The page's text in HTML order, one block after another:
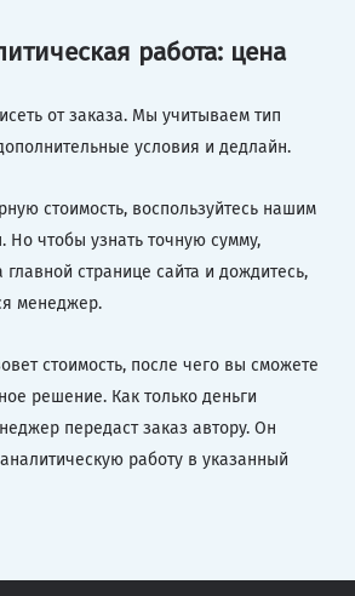
работа: цена
от заказа. Мы учитываем тип
условия и дедлайн.
стоимость, воспользуйтесь нашим
Но чтобы узнать точную сумму,
главной странице сайта и дождитесь,
менеджер.
стоимость, после чего вы сможете
решение. Как только деньги
передаст заказ автору. Он
работу в указанный